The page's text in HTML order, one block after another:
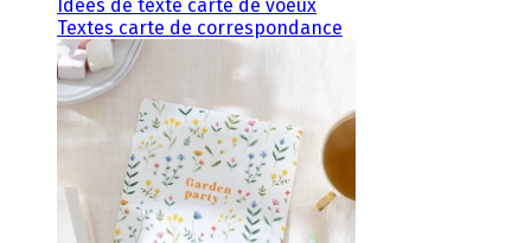
Idées de texte carte de voeux
Textes carte de correspondance